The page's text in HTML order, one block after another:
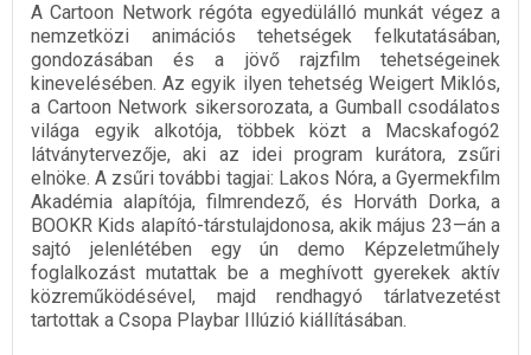
A Cartoon Network régóta egyedülálló munkát végez a
nemzetközi animációs tehetségek felkutatásában,
gondozásában és a jövő rajzfilm tehetségeinek
kinevelésében. Az egyik ilyen tehetség Weigert Miklós,
a Cartoon Network sikersorozata, a Gumball csodálatos
világa egyik alkotója, többek közt a Macskafogó2
látványtervezője, aki az idei program kurátora, zsűri
elnöke. A zsűri további tagjai: Lakos Nóra, a Gyermekfilm
Akadémia alapítója, filmrendező, és Horváth Dorka, a
BOOKR Kids alapító-társtulajdonosa, akik május 23—án a
sajtó jelenlétében egy ún demo Képzeletműhely
foglalkozást mutattak be a meghívott gyerekek aktív
közreműködésével, majd rendhagyó tárlatvezetést
tartottak a Csopa Playbar Illúzió kiállításában.